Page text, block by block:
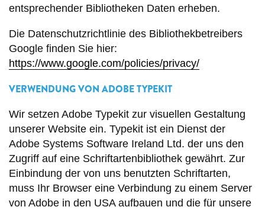
entsprechender Bibliotheken Daten erheben.
Die Datenschutzrichtlinie des Bibliothekbetreibers
Google finden Sie hier:
https://www.google.com/policies/privacy/
VERWENDUNG VON ADOBE TYPEKIT
Wir setzen Adobe Typekit zur visuellen Gestaltung
unserer Website ein. Typekit ist ein Dienst der
Adobe Systems Software Ireland Ltd. der uns den
Zugriff auf eine Schriftartenbibliothek gewährt. Zur
Einbindung der von uns benutzten Schriftarten,
muss Ihr Browser eine Verbindung zu einem Server
von Adobe in den USA aufbauen und die für unsere